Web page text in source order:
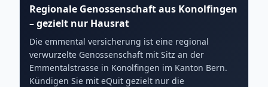
Regionale Genossenschaft aus Konolfingen
– gezielt nur Hausrat
Die emmental versicherung ist eine regional
verwurzelte Genossenschaft mit Sitz an der
Emmentalstrasse in Konolfingen im Kanton Bern.
Kündigen Sie mit eQuit gezielt nur die